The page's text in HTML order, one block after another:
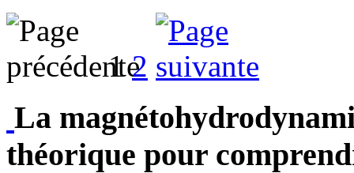
1 2
La
théorique pour